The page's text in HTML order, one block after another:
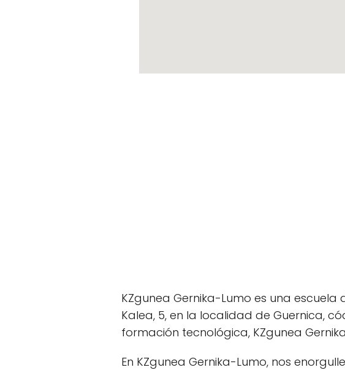
KZgunea Gernika-Lumo es una
Kalea, 5, en la localidad de Guernica,
formación tecnológica, KZgunea
En KZgunea Gernika-Lumo, nos